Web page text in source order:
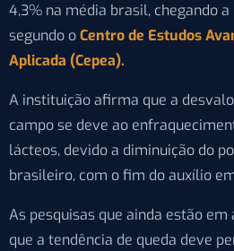
4,3% na média brasil, chegando
segundo oCentro de Estudos
Aplicada (Cepea).
A instituição afirma que a
campo se deve ao
lácteos, devido a diminuição do
brasileiro, com o fim do auxílio
As pesquisas que ainda estão
que a tendência de queda deve